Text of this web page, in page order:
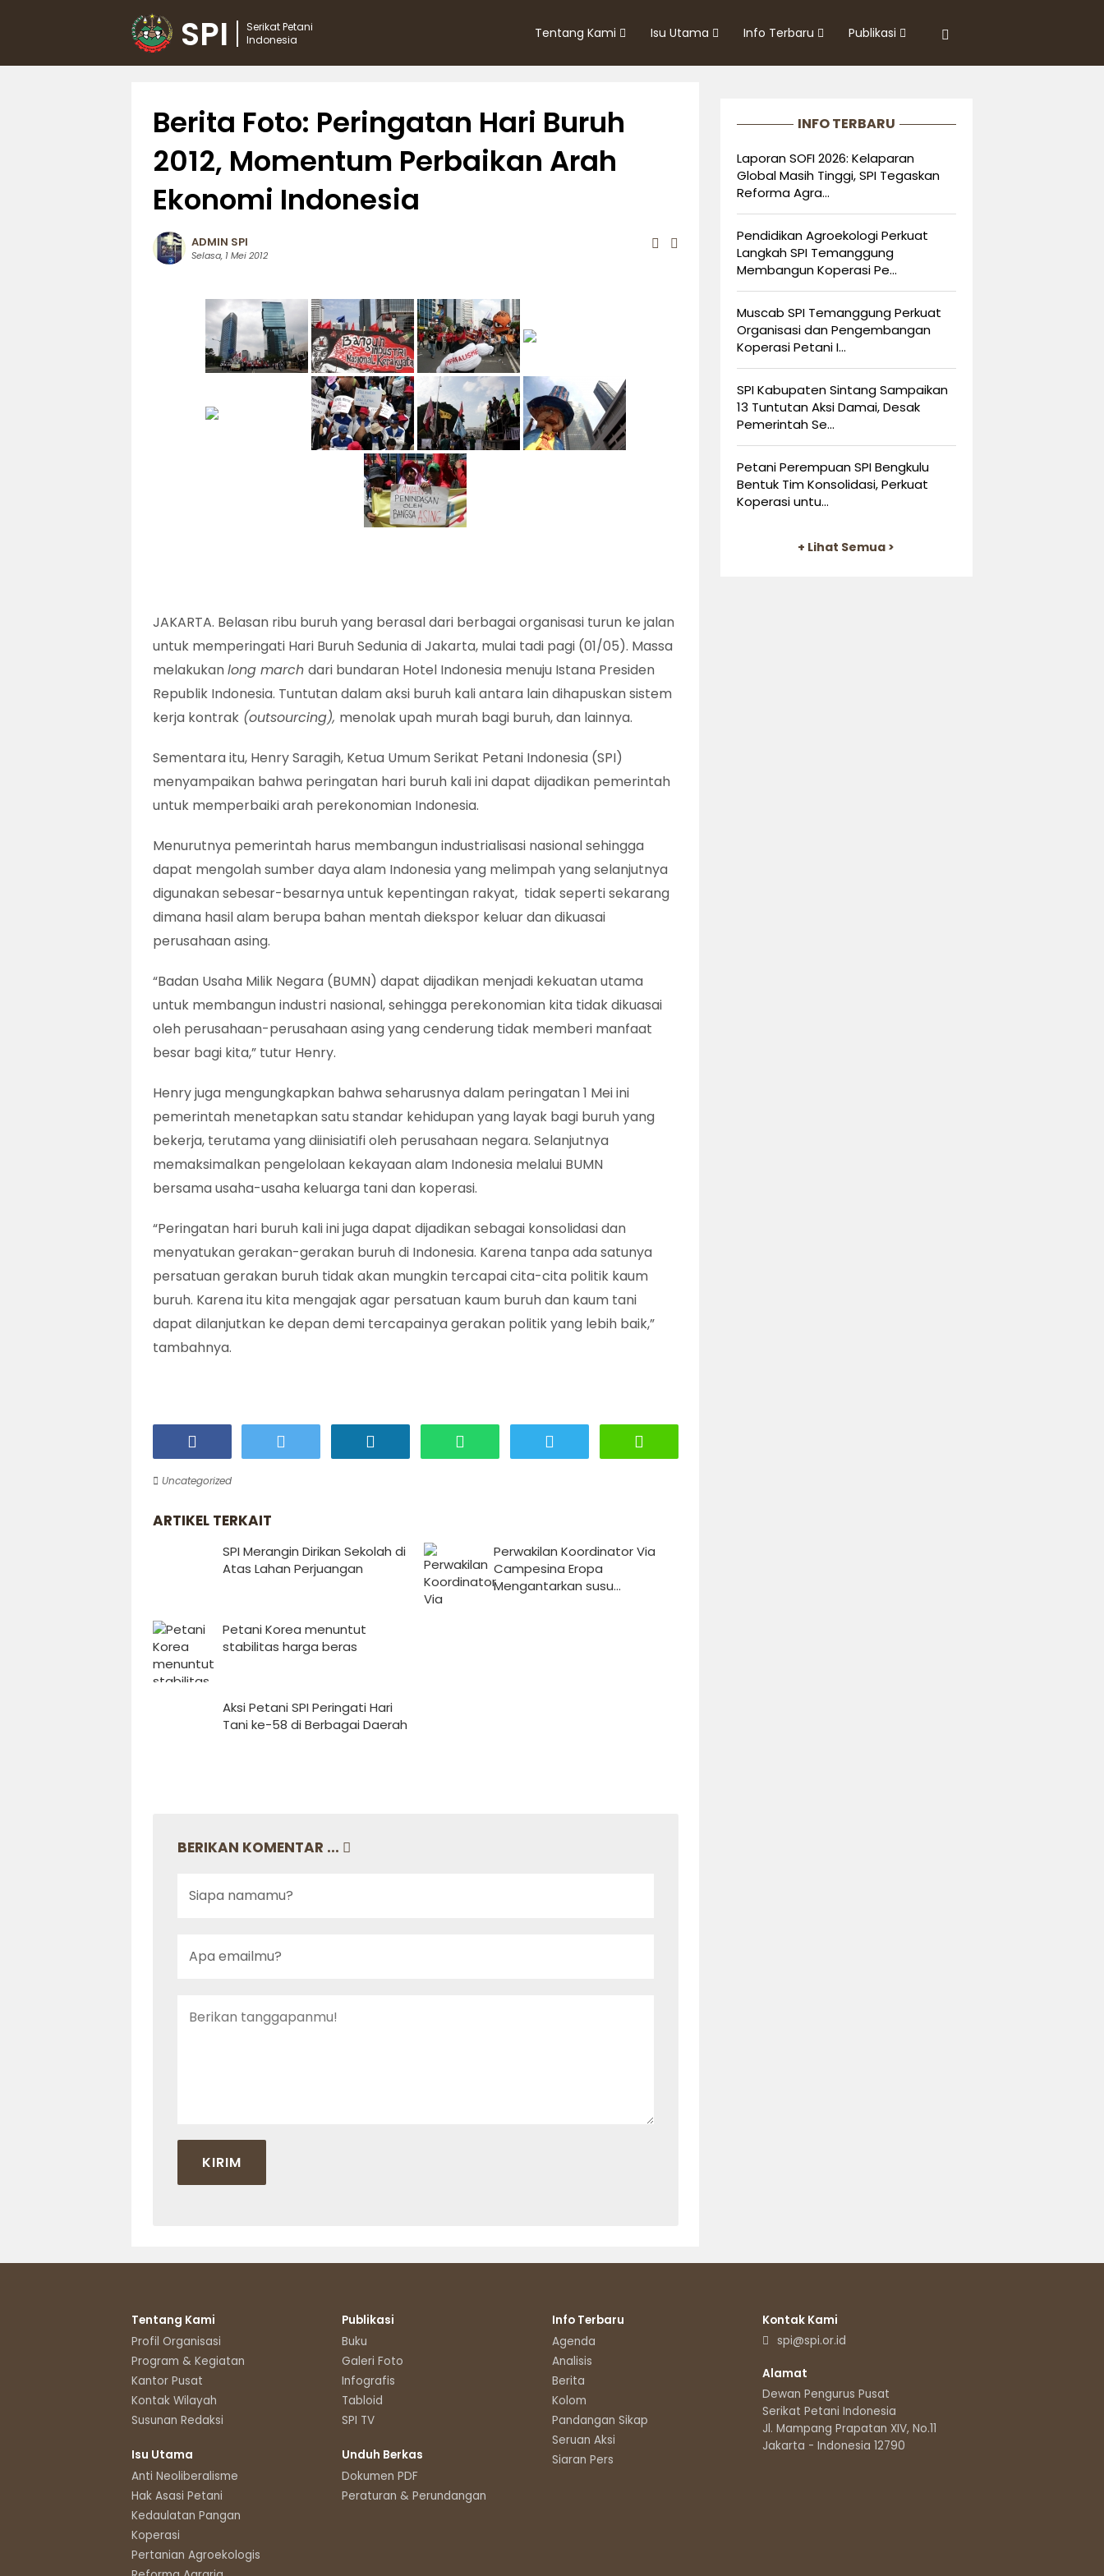
SPI
Serikat Petani
Indonesia
Tentang Kami Isu Utama Info Terbaru Publikasi
Berita Foto: Peringatan Hari Buruh
2012, Momentum Perbaikan Arah
Ekonomi Indonesia
ADMIN SPI
Selasa, 1 Mei 2012
JAKARTA. Belasan ribu buruh yang berasal dari berbagai organisasi turun ke jalan
untuk memperingati Hari Buruh Sedunia di Jakarta, mulai tadi pagi (01/05). Massa
melakukanlong march dari bundaran Hotel Indonesia menuju Istana Presiden
Republik Indonesia. Tuntutan dalam aksi buruh kali antara lain dihapuskan sistem
kerja kontrak(outsourcing), menolak upah murah bagi buruh, dan lainnya.
Sementara itu, Henry Saragih, Ketua Umum Serikat Petani Indonesia (SPI)
menyampaikan bahwa peringatan hari buruh kali ini dapat dijadikan pemerintah
untuk memperbaiki arah perekonomian Indonesia.
Menurutnya pemerintah harus membangun industrialisasi nasional sehingga
dapat mengolah sumber daya alam Indonesia yang melimpah yang selanjutnya
digunakan sebesar-besarnya untuk kepentingan rakyat, tidak seperti sekarang
dimana hasil alam berupa bahan mentah diekspor keluar dan dikuasai
perusahaan asing.
“Badan Usaha Milik Negara (BUMN) dapat dijadikan menjadi kekuatan utama
untuk membangun industri nasional, sehingga perekonomian kita tidak dikuasai
oleh perusahaan-perusahaan asing yang cenderung tidak memberi manfaat
besar bagi kita,” tutur Henry.
Henry juga mengungkapkan bahwa seharusnya dalam peringatan 1 Mei ini
pemerintah menetapkan satu standar kehidupan yang layak bagi buruh yang
bekerja, terutama yang diinisiatifi oleh perusahaan negara. Selanjutnya
memaksimalkan pengelolaan kekayaan alam Indonesia melalui BUMN
bersama usaha-usaha keluarga tani dan koperasi.
“Peringatan hari buruh kali ini juga dapat dijadikan sebagai konsolidasi dan
menyatukan gerakan-gerakan buruh di Indonesia. Karena tanpa ada satunya
persatuan gerakan buruh tidak akan mungkin tercapai cita-cita politik kaum
buruh. Karena itu kita mengajak agar persatuan kaum buruh dan kaum tani
dapat dilanjutkan ke depan demi tercapainya gerakan politik yang lebih baik,”
tambahnya.
Uncategorized
ARTIKEL TERKAIT
SPI Merangin Dirikan Sekolah di
Atas Lahan Perjuangan
Petani Korea menuntut
stabilitas harga beras
Aksi Petani SPI Peringati Hari
Tani ke-58 di Berbagai Daerah
Perwakilan Koordinator Via
Campesina Eropa
Mengantarkan susu...
BERIKAN KOMENTAR ...
INFO TERBARU
Laporan SOFI 2026: Kelaparan
Global Masih Tinggi, SPI Tegaskan
Reforma Agra...
Pendidikan Agroekologi Perkuat
Langkah SPI Temanggung
Membangun Koperasi Pe...
Muscab SPI Temanggung Perkuat
Organisasi dan Pengembangan
Koperasi Petani I...
SPI Kabupaten Sintang Sampaikan
13 Tuntutan Aksi Damai, Desak
Pemerintah Se...
Petani Perempuan SPI Bengkulu
Bentuk Tim Konsolidasi, Perkuat
Koperasi untu...
+ Lihat Semua >
Tentang Kami
Profil Organisasi
Program & Kegiatan
Kantor Pusat
Kontak Wilayah
Susunan Redaksi
Isu Utama
Anti Neoliberalisme
Hak Asasi Petani
Kedaulatan Pangan
Koperasi
Pertanian Agroekologis
Publikasi
Buku
Galeri Foto
Infografis
Tabloid
SPI TV
Unduh Berkas
Dokumen PDF
Peraturan & Perundangan
Info Terbaru
Agenda
Analisis
Berita
Kolom
Pandangan Sikap
Seruan Aksi
Siaran Pers
Kontak Kami
spi@spi.or.id
Alamat
Dewan Pengurus Pusat
Serikat Petani Indonesia
Jl. Mampang Prapatan XIV, No.11
Jakarta - Indonesia 12790